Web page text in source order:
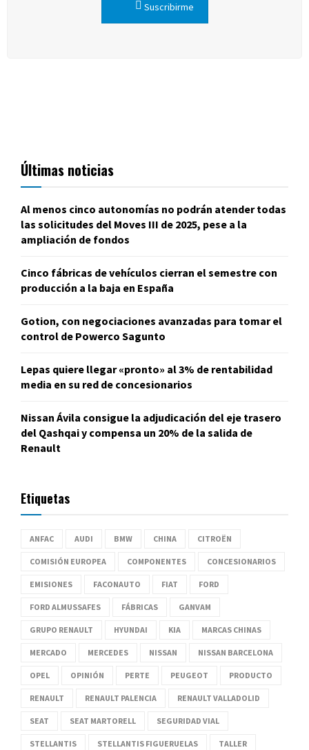
Suscribirme
Últimas noticias
Al menos cinco autonomías no podrán atender todas
las solicitudes del Moves III de 2025, pese a la
ampliación de fondos
Cinco fábricas de vehículos cierran el semestre con
producción a la baja en España
Gotion, con negociaciones avanzadas para tomar el
control de Powerco Sagunto
Lepas quiere llegar «pronto» al 3% de rentabilidad
media en su red de concesionarios
Nissan Ávila consigue la adjudicación del eje trasero
del Qashqai y compensa un 20% de la salida de
Renault
Etiquetas
ANFAC AUDI BMW CHINA CITROËN
COMISIÓN EUROPEA COMPONENTES CONCESIONARIOS
EMISIONES FACONAUTO FIAT FORD
FORD ALMUSSAFES FÁBRICAS GANVAM
GRUPO RENAULT HYUNDAI KIA MARCAS CHINAS
MERCADO MERCEDES NISSAN NISSAN BARCELONA
OPEL OPINIÓN PERTE PEUGEOT PRODUCTO
RENAULT RENAULT PALENCIA RENAULT VALLADOLID
SEAT SEAT MARTORELL SEGURIDAD VIAL
STELLANTIS STELLANTIS FIGUERUELAS TALLER